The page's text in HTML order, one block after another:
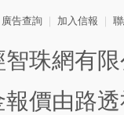
廣告查詢 加入信報
珠網有
價由路